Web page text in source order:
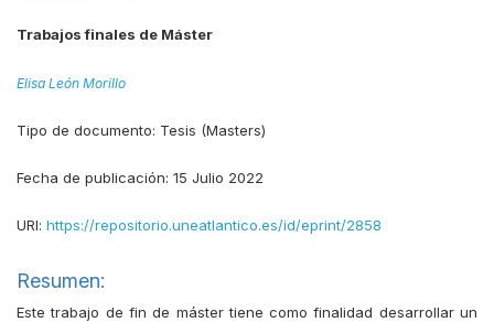
Trabajos finales de Máster
Elisa León Morillo
Tipo de documento: Tesis (Masters)
Fecha de publicación: 15 Julio 2022
URI: https://repositorio.uneatlantico.es/id/eprint/2858
Resumen:
Este trabajo de fin de máster tiene como finalidad desarrollar un